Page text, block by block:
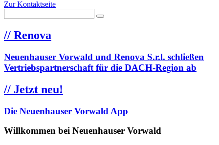
Zur Kontaktseite
// Renova
Neuenhauser Vorwald und Renova S.r.l. schließen
Vertriebspartnerschaft für die DACH-Region ab
// Jetzt neu!
Die Neuenhauser Vorwald App
Willkommen bei Neuenhauser Vorwald